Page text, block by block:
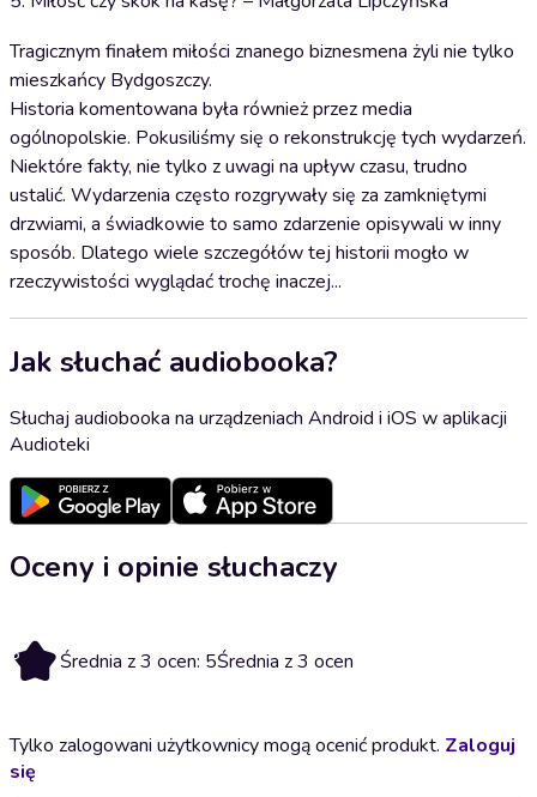
Tragicznym finałem miłości znanego biznesmena żyli nie tylko
mieszkańcy Bydgoszczy.
Historia komentowana była również przez media
ogólnopolskie. Pokusiliśmy się o rekonstrukcję tych wydarzeń.
Niektóre fakty, nie tylko z uwagi na upływ czasu, trudno
ustalić. Wydarzenia często rozgrywały się za zamkniętymi
drzwiami, a świadkowie to samo zdarzenie opisywali w inny
sposób. Dlatego wiele szczegółów tej historii mogło w
rzeczywistości wyglądać trochę inaczej...
Jak słuchać audiobooka?
Słuchaj audiobooka na urządzeniach Android i iOS w aplikacji
Audioteki
Oceny i opinie słuchaczy
5 Średnia z 3 ocen: 5Średnia z 3 ocen
Tylko zalogowani użytkownicy mogą ocenić produkt. Zaloguj
się